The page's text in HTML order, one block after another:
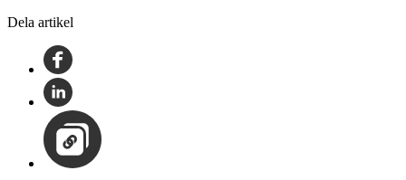
Dela artikel